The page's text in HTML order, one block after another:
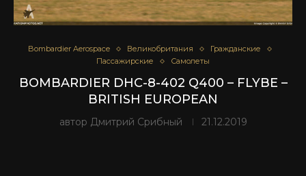
Bombardier Aerospace Великобритания
Гражданские
Пассажирские
Самолеты
BOMBARDIER DHC-8-402 Q400 – FLYBE –
BRITISH EUROPEAN
автор Дмитрий Срибный 21.12.2019